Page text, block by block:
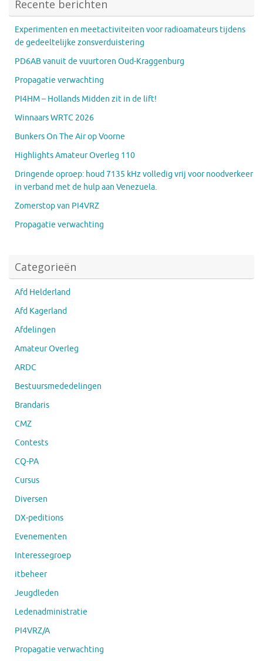
Recente berichten
Experimenten en meetactiviteiten voor radioamateurs tijdens
de gedeeltelijke zonsverduistering
PD6AB vanuit de vuurtoren Oud-Kraggenburg
Propagatie verwachting
PI4HM – Hollands Midden zit in de lift!
Winnaars WRTC 2026
Bunkers On The Air op Voorne
Highlights Amateur Overleg 110
Dringende oproep: houd 7135 kHz volledig vrij voor noodverkeer
in verband met de hulp aan Venezuela.
Zomerstop van PI4VRZ
Propagatie verwachting
Categorieën
Afd Helderland
Afd Kagerland
Afdelingen
Amateur Overleg
ARDC
Bestuursmededelingen
Brandaris
CMZ
Contests
CQ-PA
Cursus
Diversen
DX-peditions
Evenementen
Interessegroep
itbeheer
Jeugdleden
Ledenadministratie
PI4VRZ/A
Propagatie verwachting